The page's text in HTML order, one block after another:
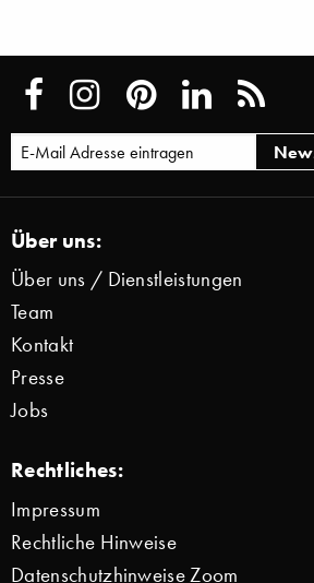
Über uns:
Über uns / Dienstleistungen
Team
Kontakt
Presse
Jobs
Rechtliches:
Impressum
Rechtliche Hinweise
Datenschutzhinweise Zoom